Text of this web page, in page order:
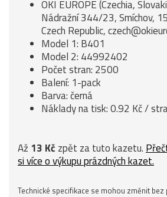
OKI EUROPE (Czechia,
Nádražní 344/23, Smíchov,
Czech Republic,
Model 1: B401
Model 2: 44992402
Počet stran: 2500
Balení: 1-pack
Barva: černá
Náklady na tisk: 0.92 Kč /
Až 13 Kč zpět za tuto kazetu.
si více o výkupu prázdných kazet.
Technické specifikace se mohou změnit